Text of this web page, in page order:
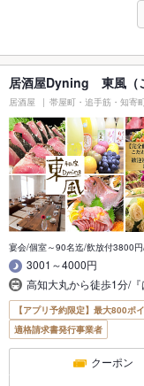
居酒屋Dyning 東風（
居酒屋 帯屋町・追手筋・知寄
宴会/個室～90名迄/飲放付3800
3001～4000円
高知大丸から徒歩1分/
【アプリ予約限定】最大800ポ
適格請求書発行事業者
クーポン